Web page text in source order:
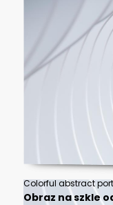
Obraz na szkle